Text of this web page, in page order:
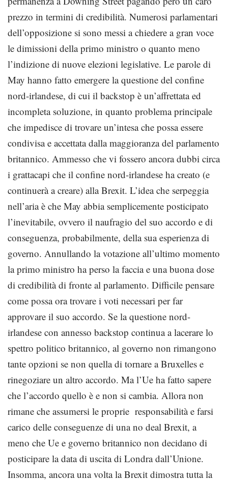
prezzo in termini di credibilità. Numerosi parlamentari
dell’opposizione si sono messi a chiedere a gran voce
le dimissioni della primo ministro o quanto meno
l’indizione di nuove elezioni legislative. Le parole di
May hanno fatto emergere la questione del confine
nord-irlandese, di cui il backstop è un’affrettata ed
incompleta soluzione, in quanto problema principale
che impedisce di trovare un’intesa che possa essere
condivisa e accettata dalla maggioranza del parlamento
britannico. Ammesso che vi fossero ancora dubbi circa
i grattacapi che il confine nord-irlandese ha creato (e
continuerà a creare) alla Brexit. L’idea che serpeggia
nell’aria è che May abbia semplicemente posticipato
l’inevitabile, ovvero il naufragio del suo accordo e di
conseguenza, probabilmente, della sua esperienza di
governo. Annullando la votazione all’ultimo momento
la primo ministro ha perso la faccia e una buona dose
di credibilità di fronte al parlamento. Difficile pensare
come possa ora trovare i voti necessari per far
approvare il suo accordo. Se la questione nord-
irlandese con annesso backstop continua a lacerare lo
spettro politico britannico, al governo non rimangono
tante opzioni se non quella di tornare a Bruxelles e
rinegoziare un altro accordo. Ma l’Ue ha fatto sapere
che l’accordo quello è e non si cambia. Allora non
rimane che assumersi le proprie responsabilità e farsi
carico delle conseguenze di una no deal Brexit, a
meno che Ue e governo britannico non decidano di
posticipare la data di uscita di Londra dall’Unione.
Insomma, ancora una volta la Brexit dimostra tutta la